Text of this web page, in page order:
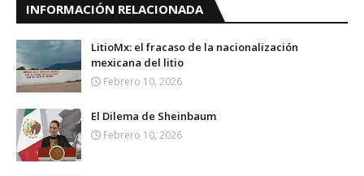
INFORMACIÓN RELACIONADA
LitioMx: el fracaso de la nacionalización
mexicana del litio
Febrero 10, 2026
El Dilema de Sheinbaum
Febrero 10, 2026